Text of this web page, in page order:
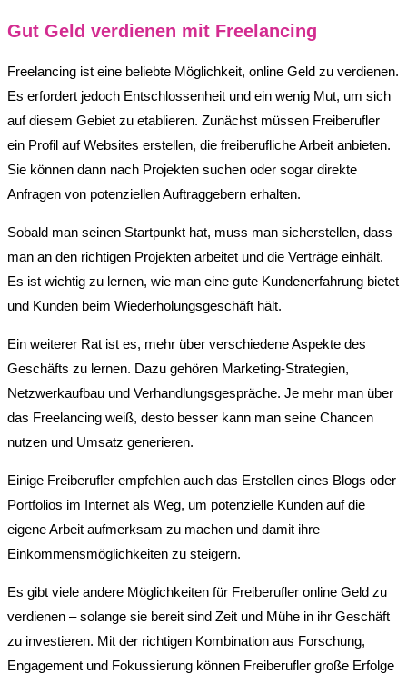
Gut Geld verdienen mit Freelancing
Freelancing ist eine beliebte Möglichkeit, online Geld zu verdienen.
Es erfordert jedoch Entschlossenheit und ein wenig Mut, um sich
auf diesem Gebiet zu etablieren. Zunächst müssen Freiberufler
ein Profil auf Websites erstellen, die freiberufliche Arbeit anbieten.
Sie können dann nach Projekten suchen oder sogar direkte
Anfragen von potenziellen Auftraggebern erhalten.
Sobald man seinen Startpunkt hat, muss man sicherstellen, dass
man an den richtigen Projekten arbeitet und die Verträge einhält.
Es ist wichtig zu lernen, wie man eine gute Kundenerfahrung bietet
und Kunden beim Wiederholungsgeschäft hält.
Ein weiterer Rat ist es, mehr über verschiedene Aspekte des
Geschäfts zu lernen. Dazu gehören Marketing-Strategien,
Netzwerkaufbau und Verhandlungsgespräche. Je mehr man über
das Freelancing weiß, desto besser kann man seine Chancen
nutzen und Umsatz generieren.
Einige Freiberufler empfehlen auch das Erstellen eines Blogs oder
Portfolios im Internet als Weg, um potenzielle Kunden auf die
eigene Arbeit aufmerksam zu machen und damit ihre
Einkommensmöglichkeiten zu steigern.
Es gibt viele andere Möglichkeiten für Freiberufler online Geld zu
verdienen – solange sie bereit sind Zeit und Mühe in ihr Geschäft
zu investieren. Mit der richtigen Kombination aus Forschung,
Engagement und Fokussierung können Freiberufler große Erfolge